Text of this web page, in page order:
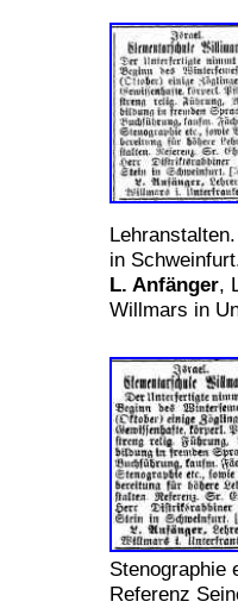
in
L. Anfänger,
Willmars in
Stenographie
Referenz